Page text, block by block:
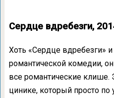
Сердце вдребезги,
Хоть «Сердце вдребезги»
романтической комедии,
все романтические клише.
цинике, который просто